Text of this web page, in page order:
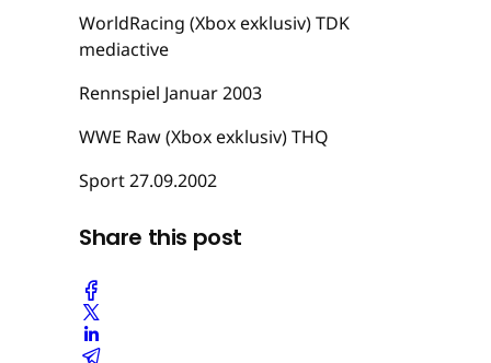
WorldRacing (Xbox exklusiv) TDK
mediactive
Rennspiel Januar 2003
WWE Raw (Xbox exklusiv) THQ
Sport 27.09.2002
Share this post